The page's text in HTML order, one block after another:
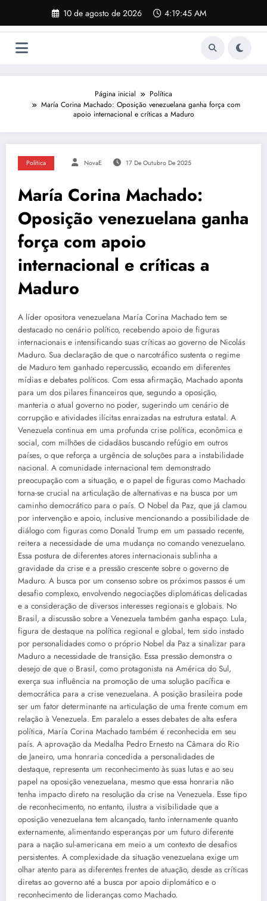
o
10 de agosto de 2026 4:19:46 AM
Página inicial
Política
María Corina Machado: Oposição venezuelana ganha força com
apoio internacional e críticas a Maduro
Política NovaE 17 De Outubro De 2025
María Corina Machado:
Oposição venezuelana ganha
força com apoio
internacional e críticas a
Maduro
A líder opositora venezuelana María Corina Machado tem se
destacado no cenário político, recebendo apoio de figuras
internacionais e intensificando suas críticas ao governo de Nicolás
Maduro. Sua declaração de que o narcotráfico sustenta o regime
de Maduro tem ganhado repercussão, ecoando em diferentes
mídias e debates políticos. Com essa afirmação, Machado aponta
para um dos pilares financeiros que, segundo a oposição,
manteria o atual governo no poder, sugerindo um cenário de
corrupção e atividades ilícitas enraizadas na estrutura estatal. A
Venezuela continua em uma profunda crise política, econômica e
social, com milhões de cidadãos buscando refúgio em outros
países, o que reforça a urgência de soluções para a instabilidade
nacional. A comunidade internacional tem demonstrado
preocupação com a situação, e o papel de figuras como Machado
torna-se crucial na articulação de alternativas e na busca por um
caminho democrático para o país. O Nobel da Paz, que já clamou
por intervenção e apoio, inclusive mencionando a possibilidade de
diálogo com figuras como Donald Trump em um passado recente,
reitera a necessidade de uma mudança no comando venezuelano.
Essa postura de diferentes atores internacionais sublinha a
gravidade da crise e a pressão crescente sobre o governo de
Maduro. A busca por um consenso sobre os próximos passos é um
desafio complexo, envolvendo negociações diplomáticas delicadas
e a consideração de diversos interesses regionais e globais. No
Brasil, a discussão sobre a Venezuela também ganha espaço. Lula,
figura de destaque na política regional e global, tem sido instado
por personalidades como o próprio Nobel da Paz a sinalizar para
Maduro a necessidade de transição. Essa pressão demonstra o
desejo de que o Brasil, como protagonista na América do Sul,
exerça sua influência na promoção de uma solução pacífica e
democrática para a crise venezuelana. A posição brasileira pode
ser um fator determinante na articulação de uma frente comum em
relação à Venezuela. Em paralelo a esses debates de alta esfera
política, María Corina Machado também é reconhecida em seu
país. A aprovação da Medalha Pedro Ernesto na Câmara do Rio
de Janeiro, uma honraria concedida a personalidades de
destaque, representa um reconhecimento às suas lutas e ao seu
papel na oposição venezuelana, mesmo que essa honraria não
tenha impacto direto na resolução da crise na Venezuela. Esse tipo
de reconhecimento, no entanto, ilustra a visibilidade que a
oposição venezuelana tem alcançado, tanto internamente quanto
externamente, alimentando esperanças por um futuro diferente
para a nação sul-americana em meio a um contexto de desafios
persistentes. A complexidade da situação venezuelana exige um
olhar atento para as diferentes frentes de atuação, desde as críticas
diretas ao governo até a busca por apoio diplomático e o
reconhecimento de lideranças como Machado.